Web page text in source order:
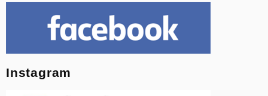
Instagram